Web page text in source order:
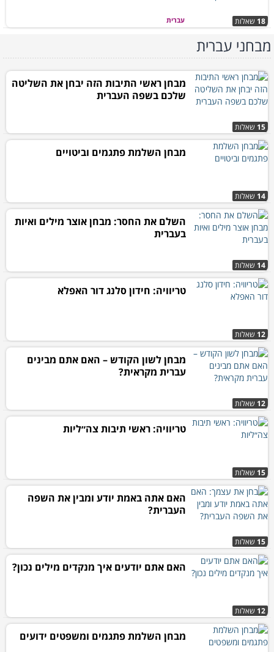
עברית 18 שאלות
מבחני עברית
15 שאלות
מבחן ראשי התיבות הזה יבחן את השליטה
שלכם בשפה העברית
14 שאלות
מבחן השלמת פתגמים וביטויים
14 שאלות
השלם את החסר: מבחן אוצר מילים ואיות
בעברית
12 שאלות
טריוויה: חידון סלנג דור האפלא
12 שאלות
מבחן לשון הקודש – האם אתם מבינים
עברית מקראית?
15 שאלות
טריוויה: ראשי תיבות צה״ליות
15 שאלות
האם אתה באמת יודע ומבין את השפה
העברית?
12 שאלות
האם אתם יודעים איך מנקדים מילים נכון?
מבחן השלמת פתגמים ומשפטים ידועים